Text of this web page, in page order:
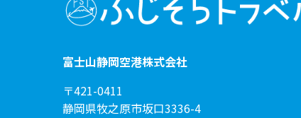
富士山静岡空港株式会社
〒421-0411
静岡県牧之原市坂口3336-4